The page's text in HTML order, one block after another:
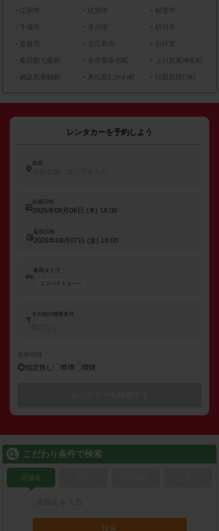
・ 江別市 ・ 紋別市 ・ 根室市
・ 千歳市 ・ 滝川市 ・砂川市
・ 恵庭市 ・ 北広島市 ・ 石狩市
・ 亀田郡七飯町 ・ 余市郡余市町 ・ 上川郡東神楽町
・ 網走郡美幌町 ・ 勇払郡むかわ町 ・ 目梨郡羅臼町
レンタカーを予約しよう
出発
出発日時
2026年08月06日 (木) 18:00
返却日時
2026年08月07日 (金) 18:00
車両タイプ
コンパクトカー
その他の検索条件
禁煙/喫煙
指定無し 禁煙 喫煙
こだわり条件で検索
店舗名
検索